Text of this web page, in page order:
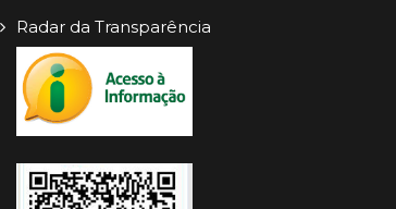
Radar da Transparência